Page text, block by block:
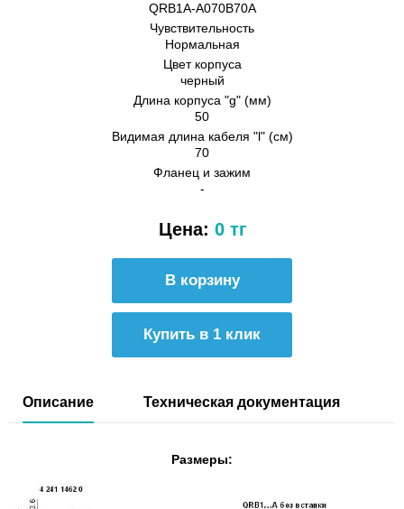
QRB1A-A070B70A
Чувствительность
Нормальная
Цвет корпуса
черный
Длина корпуса "g" (мм)
50
Видимая длина кабеля "l" (см)
70
Фланец и зажим
-
Цена: 0 тг
Купить в 1 клик
Описание Техническая документация
Размеры: